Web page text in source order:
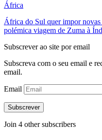
África
África do Sul quer impor novas
polémica viagem de Zuma à
Subscrever ao site por email
Subscreva com o seu email e
email.
Email
Subscrever
Join 4 other subscribers